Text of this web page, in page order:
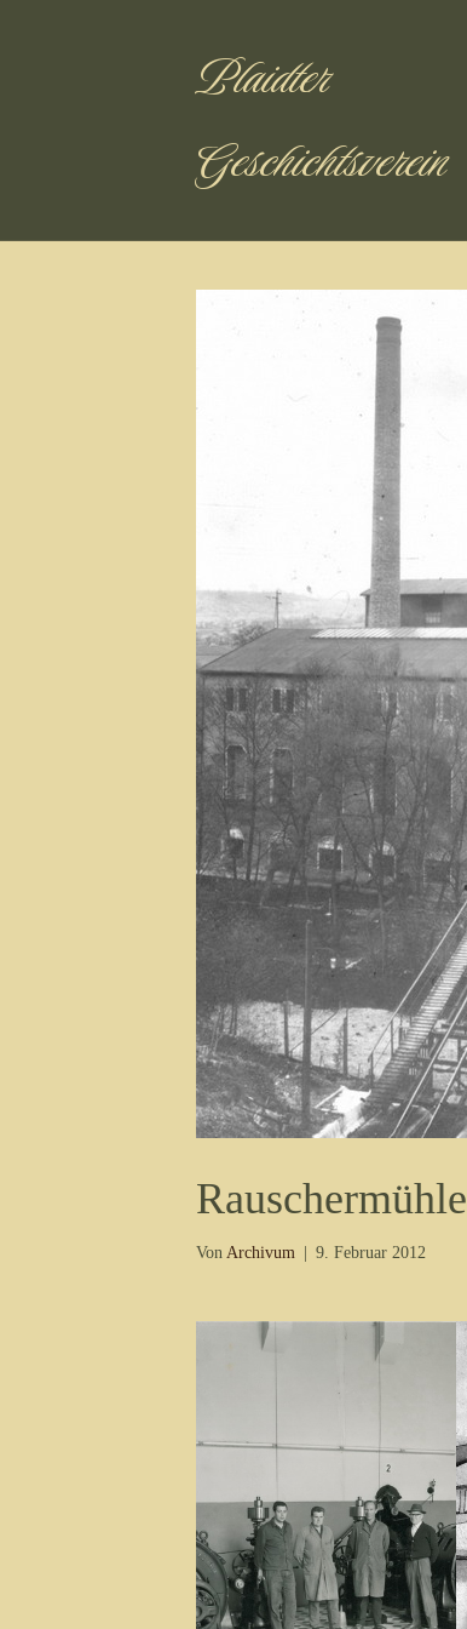
Plaidter
Geschichtsverein
Rauschermühle
Von Archivum 9. Februar 2012